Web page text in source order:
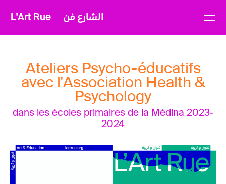
L'Art Rue الشارع فن
Ateliers Psycho-éducatifs
avec l'Association Health &
Psychology
dans les écoles primaires de la Médina 2023-
2024